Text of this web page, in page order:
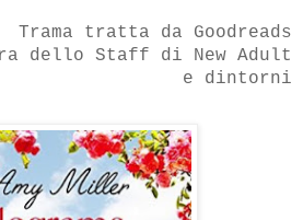
Trama tratta da Goodreads
dello Staff di New Adult
e dintorni